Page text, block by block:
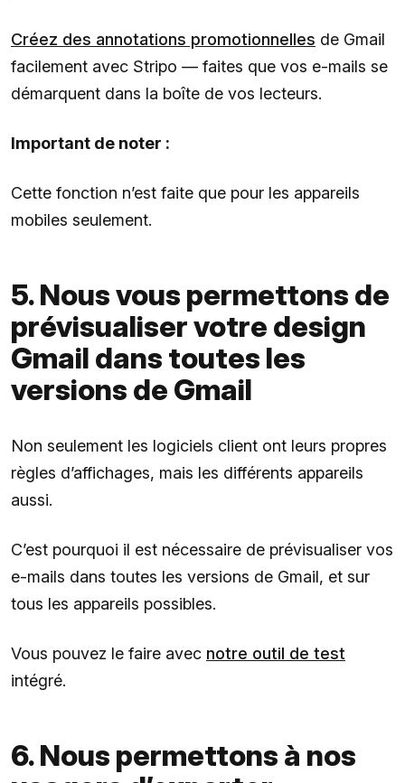
Créez des annotations promotionnelles de Gmail
facilement avec Stripo — faites que vos e-mails se
démarquent dans la boîte de vos lecteurs.
Important de noter :
Cette fonction n’est faite que pour les appareils
mobiles seulement.
5. Nous vous permettons de
prévisualiser votre design
Gmail dans toutes les
versions de Gmail
Non seulement les logiciels client ont leurs propres
règles d’affichages, mais les différents appareils
aussi.
C’est pourquoi il est nécessaire de prévisualiser vos
e-mails dans toutes les versions de Gmail, et sur
tous les appareils possibles.
Vous pouvez le faire avec notre outil de test
intégré.
6. Nous permettons à nos